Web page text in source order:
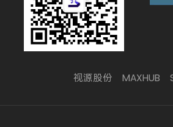
视源股份 MAXHUB